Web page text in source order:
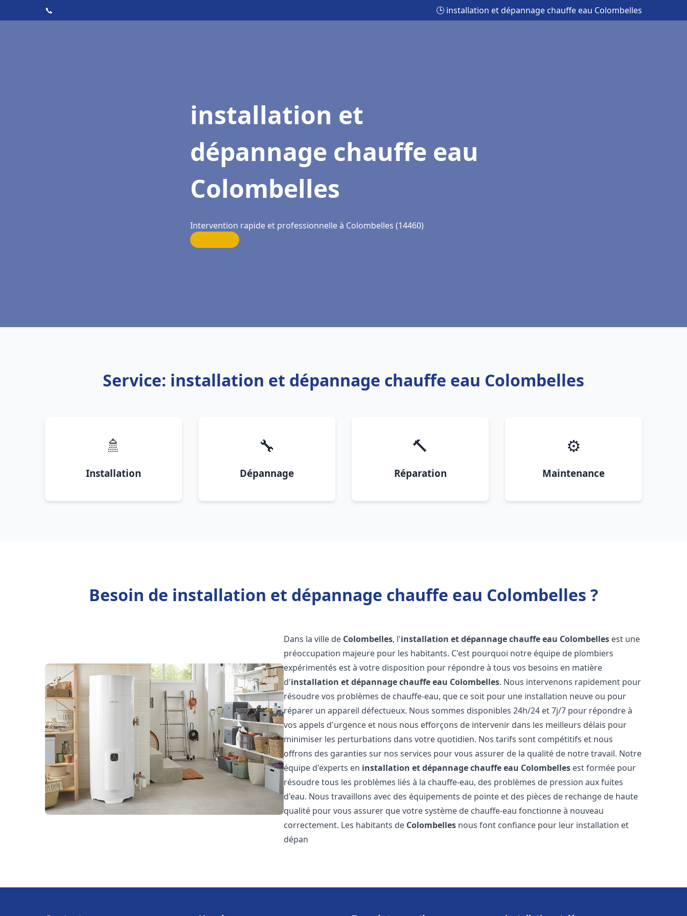
📞 🕒 installation et dépannage chauffe eau Colombelles
installation et
dépannage chauffe eau
Colombelles
Intervention rapide et professionnelle à Colombelles (14460)
Service: installation et dépannage chauffe eau Colombelles
🚿
Installation
🔧
Dépannage
🔨
Réparation
⚙️
Maintenance
Besoin de installation et dépannage chauffe eau Colombelles ?
Dans la ville de Colombelles, l'installation et dépannage chauffe eau Colombelles est une
préoccupation majeure pour les habitants. C'est pourquoi notre équipe de plombiers
expérimentés est à votre disposition pour répondre à tous vos besoins en matière
d'installation et dépannage chauffe eau Colombelles. Nous intervenons rapidement pour
résoudre vos problèmes de chauffe-eau, que ce soit pour une installation neuve ou pour
réparer un appareil défectueux. Nous sommes disponibles 24h/24 et 7j/7 pour répondre à
vos appels d'urgence et nous nous efforçons de intervenir dans les meilleurs délais pour
minimiser les perturbations dans votre quotidien. Nos tarifs sont compétitifs et nous
offrons des garanties sur nos services pour vous assurer de la qualité de notre travail. Notre
équipe d'experts en installation et dépannage chauffe eau Colombelles est formée pour
résoudre tous les problèmes liés à la chauffe-eau, des problèmes de pression aux fuites
d'eau. Nous travaillons avec des équipements de pointe et des pièces de rechange de haute
qualité pour vous assurer que votre système de chauffe-eau fonctionne à nouveau
correctement. Les habitants de Colombelles nous font confiance pour leur installation et
dépan